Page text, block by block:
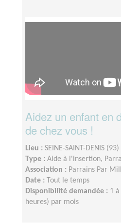
Aidez un enfant en
de chez vous !
Lieu : SEINE-SAINT-DENIS (93)
Type : Aide à l'insertion,
Association : Parrains Par
Date :
Tout le temps
Disponibilité demandée : 1
heures) par mois